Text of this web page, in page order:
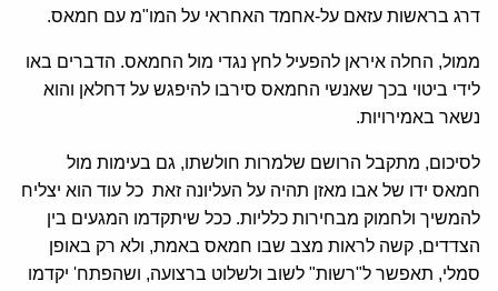
דרג בראשות עזאם על-אחמד האחראי על המו"מ עם חמאס.
ממול, החלה איראן להפעיל לחץ נגדי מול החמאס. הדברים באו
לידי ביטוי בכך שאנשי החמאס סירבו להיפגש על דחלאן והוא
נשאר באמירויות.
לסיכום, מתקבל הרושם שלמרות חולשתו, גם בעימות מול
חמאס ידו של אבו מאזן תהיה על העליונה זאת כל עוד הוא יצליח
להמשיך ולחמוק מבחירות כלליות. ככל שיתקדמו המגעים בין
הצדדים, קשה לראות מצב שבו חמאס באמת, ולא רק באופן
סמלי, תאפשר ל"רשות" לשוב ולשלוט ברצועה, ושהפתח' יקדמו